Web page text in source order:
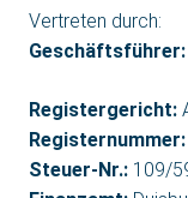
Karriere
Kontakt
Vertreten durch:
Geschäftsführer:
Registergericht:
Registernummer:
Steuer-Nr.: 109/